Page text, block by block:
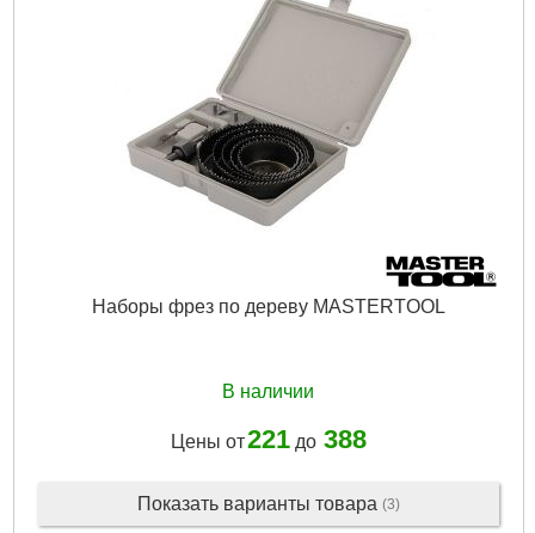
115x50x50 мм
Подробнее...
Наборы фрез по дереву MASTERTOOL
В наличии
Цены от221до 388
Показать варианты товара (3)